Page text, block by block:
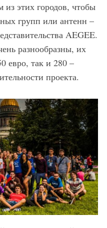
из этих городов, чтобы
групп или антенн –
AEGEE.
разнообразны, их
евро, так и 280 –
проекта.